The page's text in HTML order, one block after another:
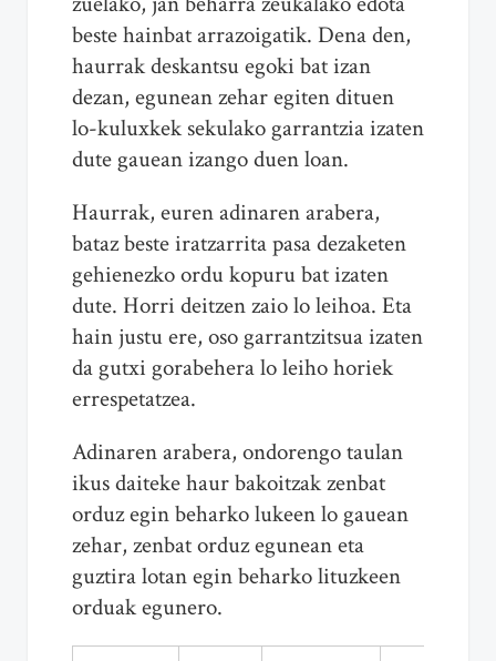
beste hainbat arrazoigatik. Dena den,
haurrak deskantsu egoki bat izan
dezan, egunean zehar egiten dituen
lo-kuluxkek sekulako garrantzia izaten
dute gauean izango duen loan.
Haurrak, euren adinaren arabera,
bataz beste iratzarrita pasa dezaketen
gehienezko ordu kopuru bat izaten
dute. Horri deitzen zaio lo leihoa. Eta
hain justu ere, oso garrantzitsua izaten
da gutxi gorabehera lo leiho horiek
errespetatzea.
Adinaren arabera, ondorengo taulan
ikus daiteke haur bakoitzak zenbat
orduz egin beharko lukeen lo gauean
zehar, zenbat orduz egunean eta
guztira lotan egin beharko lituzkeen
orduak egunero.